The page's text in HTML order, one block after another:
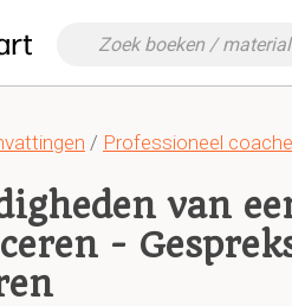
/ Professioneel
van
-